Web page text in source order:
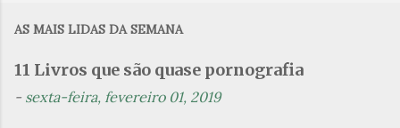
n
t
AS MAIS LIDAS DA SEMANA
11 Livros que são quase pornografia
- sexta-feira, fevereiro 01, 2019